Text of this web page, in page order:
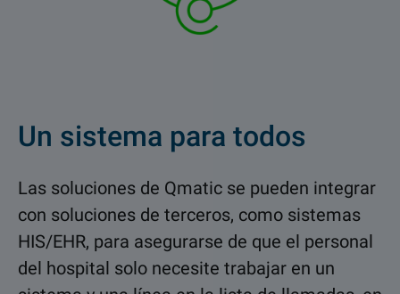
Un sistema para todos
Las soluciones de Qmatic se pueden integrar
con soluciones de terceros, como sistemas
HIS/EHR, para asegurarse de que el personal
del hospital solo necesite trabajar en un